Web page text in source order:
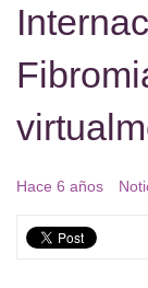
Hace 6 años